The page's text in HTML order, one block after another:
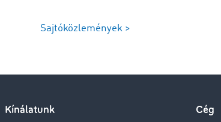
Sajtóközlemények >
Kínálatunk Cég